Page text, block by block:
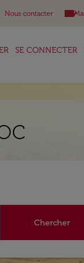
Nous contacter keyboard_arrow_down
SE CONNECTER
label
Chercher